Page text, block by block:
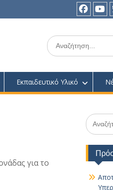
Facebook
Search
for:
Εκπαιδευτικό Υλικό
για το
Search
for: